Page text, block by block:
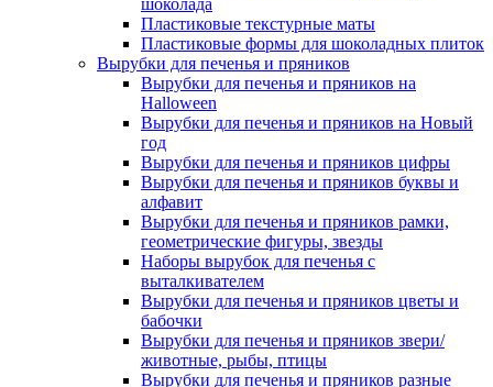
шоколада
Пластиковые текстурные маты
Пластиковые формы для шоколадных плиток
Вырубки для печенья и пряников
Вырубки для печенья и пряников на
Halloween
Вырубки для печенья и пряников на Новый
год
Вырубки для печенья и пряников цифры
Вырубки для печенья и пряников буквы и
алфавит
Вырубки для печенья и пряников рамки,
геометрические фигуры, звезды
Наборы вырубок для печенья с
выталкивателем
Вырубки для печенья и пряников цветы и
бабочки
Вырубки для печенья и пряников звери/
животные, рыбы, птицы
Вырубки для печенья и пряников разные